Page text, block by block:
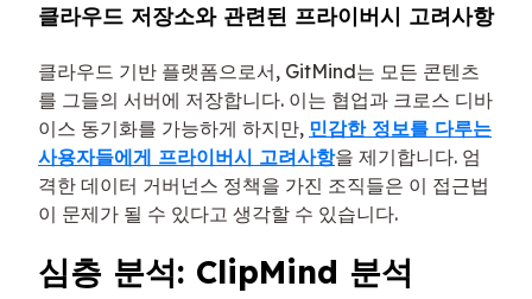
클라우드 저장소와 관련된 프라이버시 고려사항
클라우드 기반 플랫폼으로서, GitMind는 모든 콘텐츠
를 그들의 서버에 저장합니다. 이는 협업과 크로스 디바
이스 동기화를 가능하게 하지만, 민감한 정보를 다루는
사용자들에게 프라이버시 고려사항을 제기합니다. 엄
격한 데이터 거버넌스 정책을 가진 조직들은 이 접근법
이 문제가 될 수 있다고 생각할 수 있습니다.
심층 분석: ClipMind 분석